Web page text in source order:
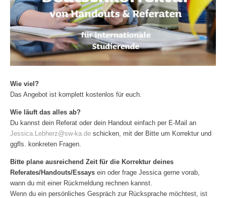
Wie viel?
Das Angebot ist komplett kostenlos für euch.
Wie läuft das alles ab?
Du kannst dein Referat oder dein Handout einfach per E-Mail an
Jessica.Lebherz@sw-ka.de schicken, mit der Bitte um Korrektur und
ggfls. konkreten Fragen.
Bitte plane ausreichend Zeit für die Korrektur deines
Referates/Handouts/Essays ein oder frage Jessica gerne vorab,
wann du mit einer Rückmeldung rechnen kannst.
Wenn du ein persönliches Gespräch zur Rücksprache möchtest, ist